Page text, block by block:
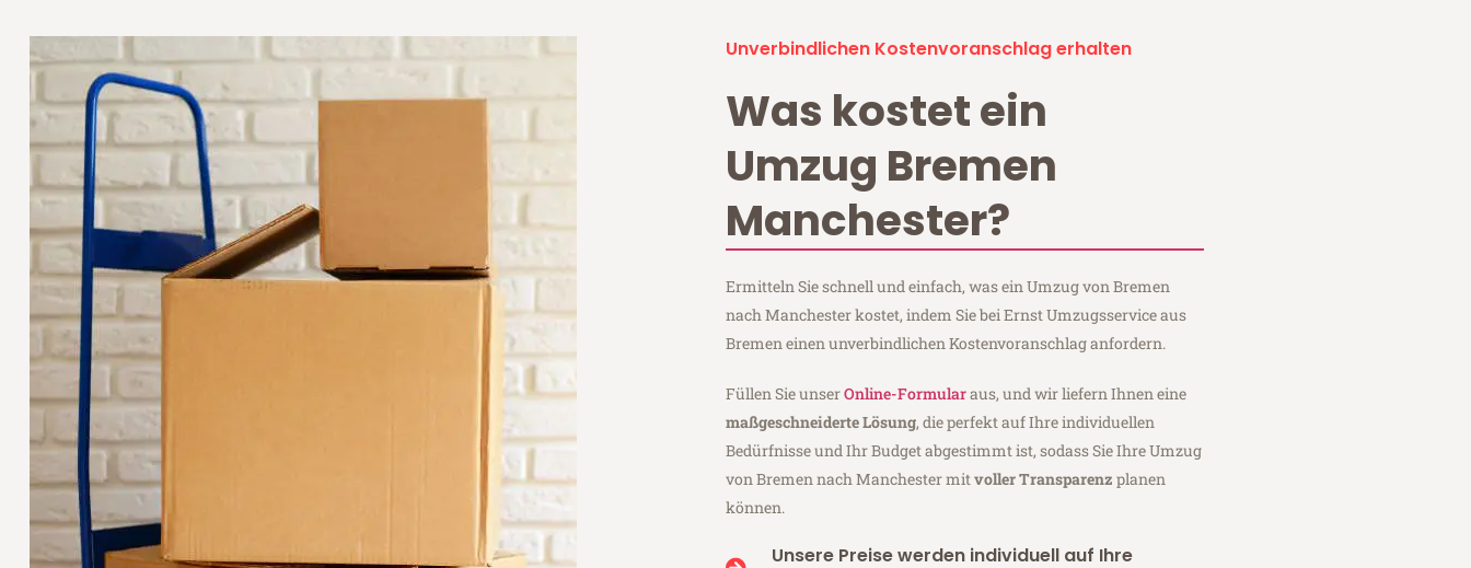
Unverbindlichen Kostenvoranschlag erhalten
Was kostet ein
Umzug Bremen
Manchester?
Ermitteln Sie schnell und einfach, was ein Umzug von Bremen
nach Manchester kostet, indem Sie bei Ernst Umzugsservice aus
Bremen einen unverbindlichen Kostenvoranschlag anfordern.
Füllen Sie unserOnline-Formularaus, und wir liefern Ihnen eine
maßgeschneiderte Lösung, die perfekt auf Ihre individuellen
Bedürfnisse und Ihr Budget abgestimmt ist, sodass Sie Ihre Umzug
von Bremen nach Manchester mitvoller Transparenz planen
können.
Unsere Preise werden individuell auf Ihre